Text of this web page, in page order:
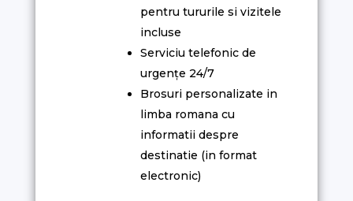
pentru tururile si vizitele
incluse
Serviciu telefonic de
urgențe 24/7
Brosuri personalizate in
limba romana cu
informatii despre
destinatie (in format
electronic)